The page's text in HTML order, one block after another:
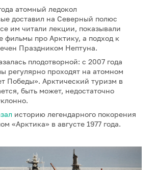
атомный ледокол
доставил на Северный полюс
им читали лекции, показывали
фильмы про Арктику, а подход к
Праздником Нептуна.
плодотворной: с 2007 года
регулярно проходят на атомном
Победы». Арктический туризм в
быть может, недостаточно
историю легендарного покорения
«Арктика» в августе 1977 года.